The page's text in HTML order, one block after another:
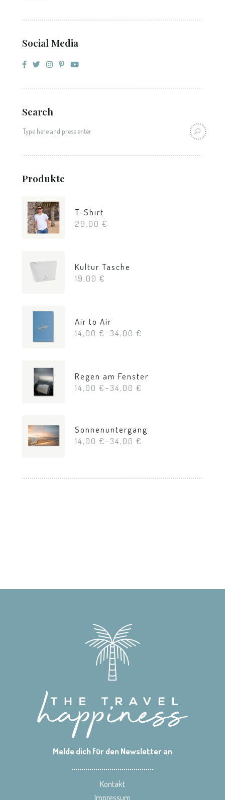
Social Media
Search
Produkte
T-Shirt
29,00 €
Kultur Tasche
19,00 €
Air to Air
14,00 €–34,00 €
Regen am Fenster
14,00 €–34,00 €
Sonnenuntergang
14,00 €–34,00 €
Melde dich für den Newsletter an
Kontakt
Impressum